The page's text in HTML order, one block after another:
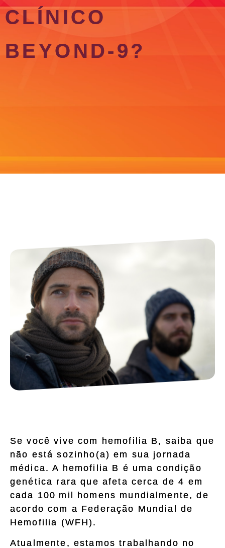
CLÍNICO
BEYOND-9?
Se você vive com hemofilia B, saiba que
não está sozinho(a) em sua jornada
médica. A hemofilia B é uma condição
genética rara que afeta cerca de 4 em
cada 100 mil homens mundialmente, de
acordo com a Federação Mundial de
Hemofilia (WFH).
Atualmente, estamos trabalhando no